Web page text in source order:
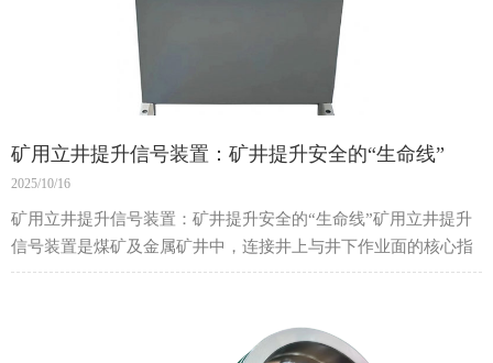
矿用立井提升信号装置：矿井提升安全的“生命线”
2025/10/16
矿用立井提升信号装置：矿井提升安全的“生命线”矿用立井提升
信号装置是煤矿及金属矿井中，连接井上与井下作业面的核心指
挥通信系统。它负责在罐笼（或称“轿厢”）提升过程中，传递